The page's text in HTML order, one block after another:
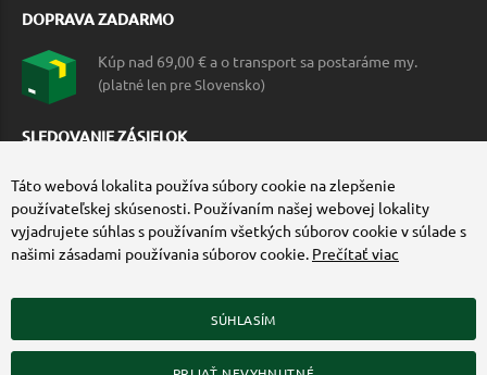
DOPRAVA ZADARMO
Kúp nad 69,00 € a o transport sa postaráme my.
(platné len pre Slovensko)
SLEDOVANIE ZÁSIELOK
ZÍSKAJTE VIAC O COMMANDO.SK
Táto webová lokalita používa súbory cookie na zlepšenie
používateľskej skúsenosti. Používaním našej webovej lokality
vyjadrujete súhlas s používaním všetkých súborov cookie v súlade s
našimi zásadami používania súborov cookie. Prečítať viac
SÚHLASÍM